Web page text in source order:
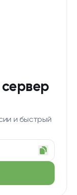
и быстрый